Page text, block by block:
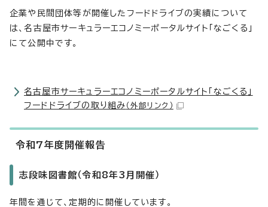
企業や民間団体等が開催したフードドライブの実績について
は、名古屋市サーキュラーエコノミーポータルサイト「なごくる」
にて公開中です。
名古屋市サーキュラーエコノミーポータルサイト「なごくる」
フードドライブの取り組み （外部リンク）
令和7年度開催報告
志段味図書館（令和8年3月開催）
年間を通じて、定期的に開催しています。